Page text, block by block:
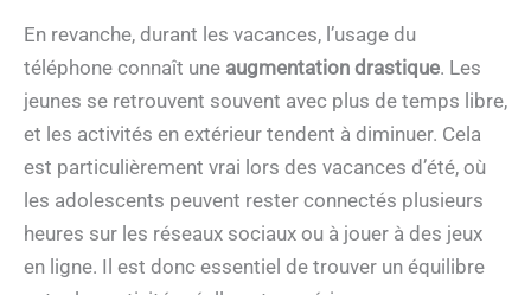
En revanche, durant les vacances, l’usage du
téléphone connaît une augmentation drastique. Les
jeunes se retrouvent souvent avec plus de temps libre,
et les activités en extérieur tendent à diminuer. Cela
est particulièrement vrai lors des vacances d’été, où
les adolescents peuvent rester connectés plusieurs
heures sur les réseaux sociaux ou à jouer à des jeux
en ligne. Il est donc essentiel de trouver un équilibre